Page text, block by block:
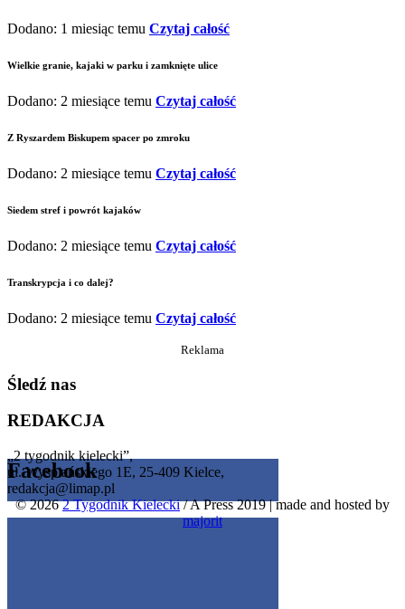
Dodano: 1 miesiąc temu Czytaj całość
Wielkie granie, kajaki w parku i zamknięte ulice
Dodano: 2 miesiące temu Czytaj całość
Z Ryszardem Biskupem spacer po zmroku
Dodano: 2 miesiące temu Czytaj całość
Siedem stref i powrót kajaków
Dodano: 2 miesiące temu Czytaj całość
Transkrypcja i co dalej?
Dodano: 2 miesiące temu Czytaj całość
Reklama
Śledź nas
REDAKCJA
„2 tygodnik kielecki”,
ul. Wyspiańskiego 1E, 25-409 Kielce,
redakcja@limap.pl
© 20262 Tygodnik Kielecki/ A Press 2019|made and hosted by
majorit
Facebook
Get the Facebook Likebox Slider Pro for WordPress